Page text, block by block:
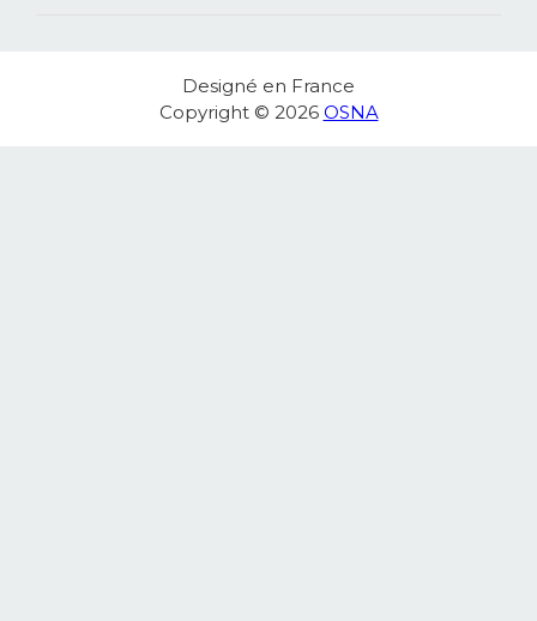
Designé en France
Copyright © 2026 OSNA